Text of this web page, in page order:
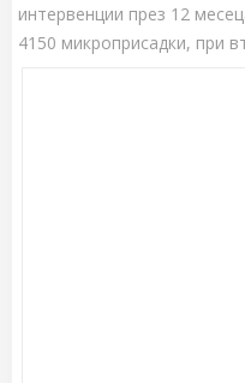
интервенции през 12
4150 микроприсадки, при